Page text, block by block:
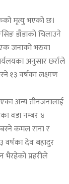
मृत्यु भएको छ।
डाँडाको चिलाउने
जनाको भरुवा
अनुसार छर्राले
१३ वर्षका लक्ष्मण
अन्य तीनजनालाई
वडा नम्बर ४
बस्ने कमल राना र
वर्षका देव बहादुर
भैरहेको प्रहरीले